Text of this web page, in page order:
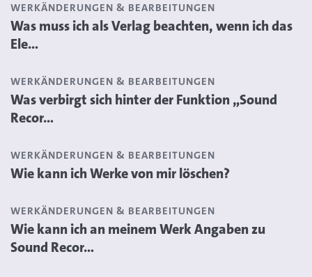
WERKÄNDERUNGEN & BEARBEITUNGEN
Was muss ich als Verlag beachten, wenn ich das
Ele...
WERKÄNDERUNGEN & BEARBEITUNGEN
Was verbirgt sich hinter der Funktion „Sound
Recor...
WERKÄNDERUNGEN & BEARBEITUNGEN
Wie kann ich Werke von mir löschen?
WERKÄNDERUNGEN & BEARBEITUNGEN
Wie kann ich an meinem Werk Angaben zu
Sound Recor...